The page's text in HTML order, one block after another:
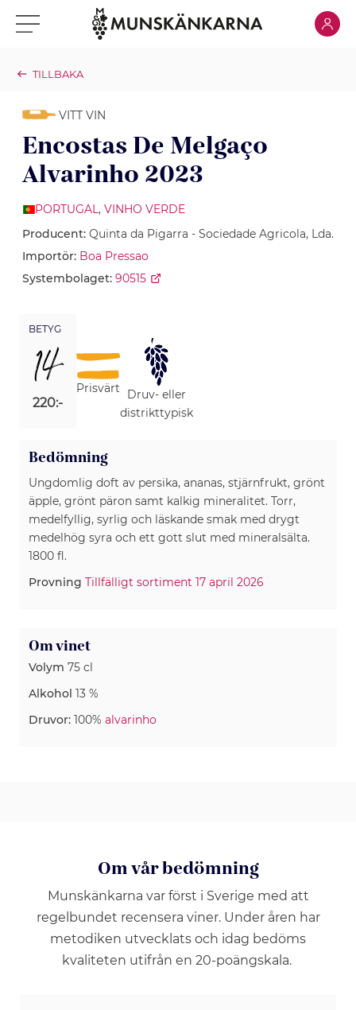
Klicka för meny Klicka
TILLBAKA
VITT VIN
Encostas De Melgaço
Alvarinho 2023
PORTUGAL, VINHO VERDE
Producent: Quinta da Pigarra - Sociedade Agricola, Lda.
Importör: Boa Pressao
Systembolaget: 90515
BETYG
14
220:-
Prisvärt
Druv- eller
distrikttypisk
Bedömning
Ungdomlig doft av persika, ananas, stjärnfrukt, grönt
äpple, grönt päron samt kalkig mineralitet. Torr,
medelfyllig, syrlig och läskande smak med drygt
medelhög syra och ett gott slut med mineralsälta.
1800 fl.
Provning Tillfälligt sortiment 17 april 2026
Om vinet
Volym 75 cl
Alkohol 13 %
Druvor: 100% alvarinho
Om vår bedömning
Munskänkarna var först i Sverige med att
regelbundet recensera viner. Under åren har
metodiken utvecklats och idag bedöms
kvaliteten utifrån en 20-poängskala.